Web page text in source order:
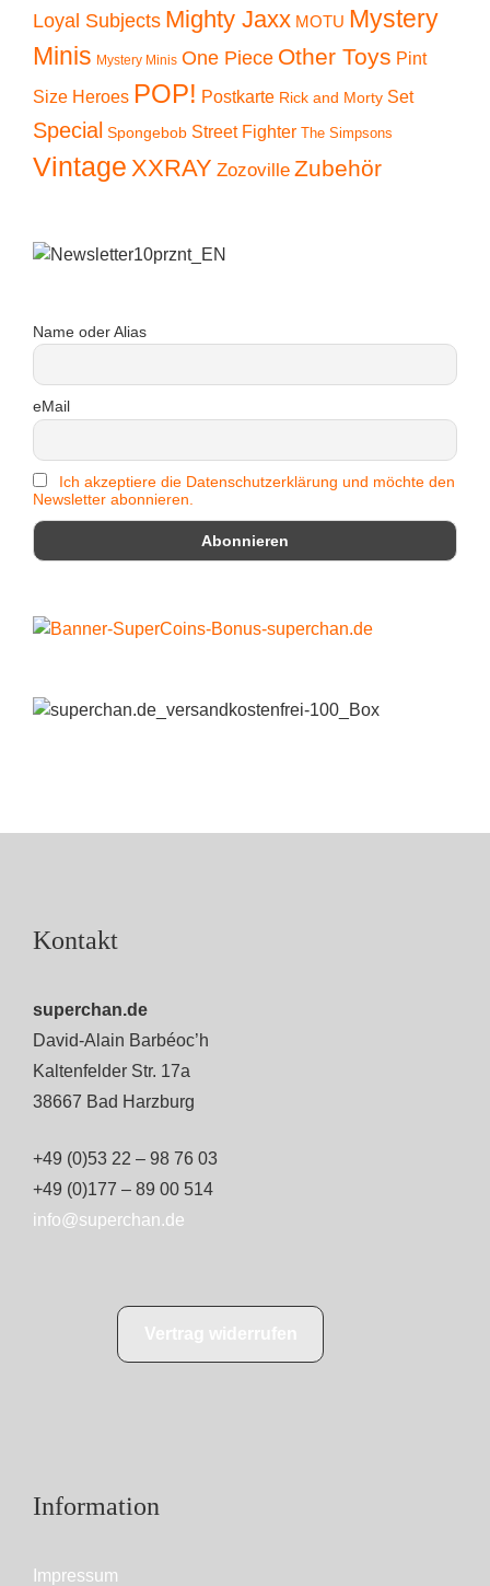
Loyal Subjects Mighty Jaxx MOTU Mystery
Minis Mystery Minis One Piece Other Toys Pint
Size Heroes POP! Postkarte Rick and Morty Set
Special Spongebob Street Fighter The Simpsons
Vintage XXRAY Zozoville Zubehör
Name oder Alias
eMail
Ich akzeptiere die Datenschutzerklärung und möchte den
Newsletter abonnieren.
Kontakt
superchan.de
David-Alain Barbéoc’h
Kaltenfelder Str. 17a
38667 Bad Harzburg
+49 (0)53 22 – 98 76 03
+49 (0)177 – 89 00 514
info@superchan.de
Information
Impressum